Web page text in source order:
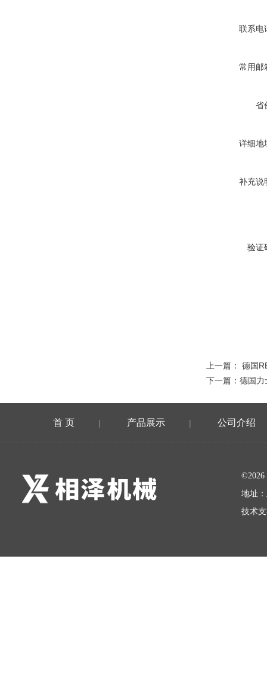
联系电
常用邮
省
详细地
补充说
验证
上一篇： 德国
下一篇： 德国力
首 页 | 产品展示 | 公司介绍
地址
技术